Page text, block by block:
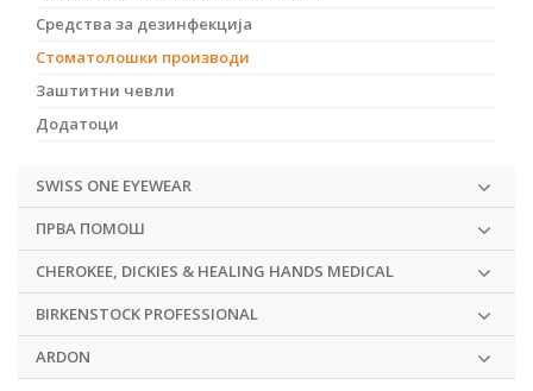
Средства за дезинфекција
Стоматолошки производи
Заштитни чевли
Додатоци
SWISS ONE EYEWEAR
ПРВА ПОМОШ
CHEROKEE, DICKIES & HEALING HANDS MEDICAL
BIRKENSTOCK PROFESSIONAL
ARDON